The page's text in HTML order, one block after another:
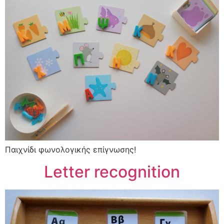
Παιχνίδι φωνολογικής επίγνωσης!
Letter recognition